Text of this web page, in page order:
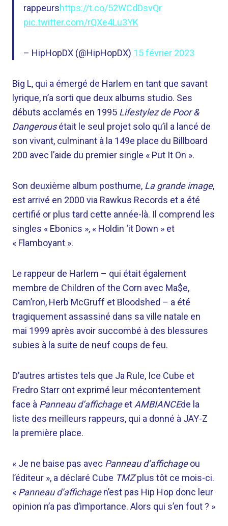
rappeurshttps://t.co/52WCdDsvQr
pic.twitter.com/rQXe4Lu3YK
– HipHopDX (@HipHopDX) 15 février 2023
Big L, qui a émergé de Harlem en tant que savant
lyrique, n’a sorti que deux albums studio. Ses
débuts acclamés en 1995 Lifestylez de Poor &
Dangerousétait le seul projet solo qu’il a lancé de
son vivant, culminant à la 149e place du Billboard
200 avec l’aide du premier single « Put It On ».
Son deuxième album posthume, La grande image,
est arrivé en 2000 via Rawkus Records et a été
certifié or plus tard cette année-là. Il comprend les
singles « Ebonics », « Holdin ‘it Down » et
« Flamboyant ».
Le rappeur de Harlem – qui était également
membre de Children of the Corn avec Ma$e,
Cam’ron, Herb McGruff et Bloodshed – a été
tragiquement assassiné dans sa ville natale en
mai 1999 après avoir succombé à des blessures
subies à la suite de neuf coups de feu.
D’autres artistes tels que Ja Rule, Ice Cube et
Fredro Starr ont exprimé leur mécontentement
face à Panneau d’affichageet AMBIANCEde la
liste des meilleurs rappeurs, qui a donné à JAY-Z
la première place.
« Je ne baise pas avec Panneau d’affichageou
l’éditeur », a déclaré Cube TMZplus tôt ce mois-ci.
« Panneau d’affichagen’est pas Hip Hop donc leur
opinion n’a pas d’importance. Alors qui s’en fout ? »